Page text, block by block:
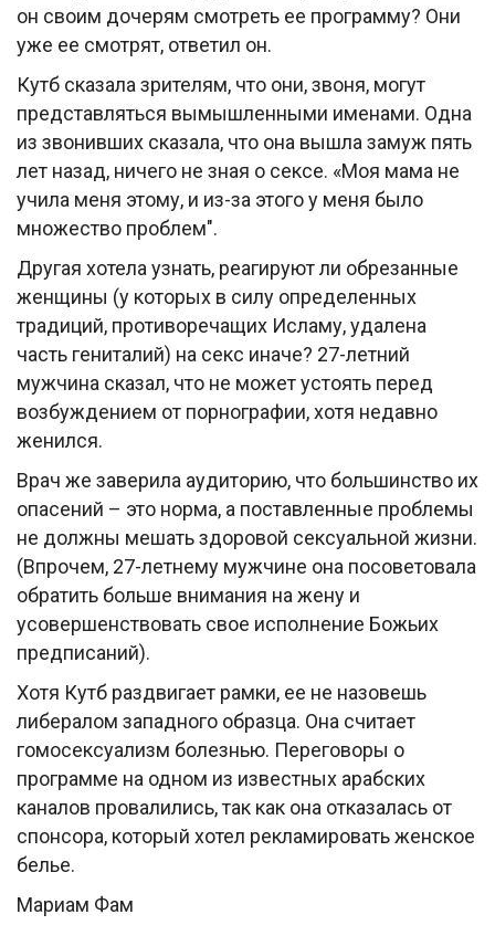
он своим дочерям смотреть ее программу? Они
уже ее смотрят, ответил он.
Кутб сказала зрителям, что они, звоня, могут
представляться вымышленными именами. Одна
из звонивших сказала, что она вышла замуж пять
лет назад, ничего не зная о сексе. «Моя мама не
учила меня этому, и из-за этого у меня было
множество проблем".
Другая хотела узнать, реагируют ли обрезанные
женщины (у которых в силу определенных
традиций, противоречащих Исламу, удалена
часть гениталий) на секс иначе? 27-летний
мужчина сказал, что не может устоять перед
возбуждением от порнографии, хотя недавно
женился.
Врач же заверила аудиторию, что большинство их
опасений – это норма, а поставленные проблемы
не должны мешать здоровой сексуальной жизни.
(Впрочем, 27-летнему мужчине она посоветовала
обратить больше внимания на жену и
усовершенствовать свое исполнение Божьих
предписаний).
Хотя Кутб раздвигает рамки, ее не назовешь
либералом западного образца. Она считает
гомосексуализм болезнью. Переговоры о
программе на одном из известных арабских
каналов провалились, так как она отказалась от
спонсора, который хотел рекламировать женское
белье.
Мариам Фам